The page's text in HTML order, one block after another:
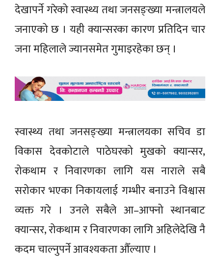
देखापर्ने गरेको स्वास्थ्य तथा जनसङ्ख्या मन्त्रालयले
जनाएको छ । यही क्यान्सरका कारण प्रतिदिन चार
जना महिलाले ज्यानसमेत गुमाइरहेका छन् ।
स्वास्थ्य तथा जनसङ्ख्या मन्त्रालयका सचिव डा
विकास देवकोटाले पाठेघरको मुखको क्यान्सर,
रोकथाम र निवारणका लागि यस नाराले सबै
सरोकार भएका निकायलाई गम्भीर बनाउने विश्वास
व्यक्त गरे । उनले सबैले आ–आफ्नो स्थानबाट
क्यान्सर, रोकथाम र निवारणका लागि अहिलेदेखि नै
कदम चाल्नुपर्ने आवश्यकता औँल्याए ।